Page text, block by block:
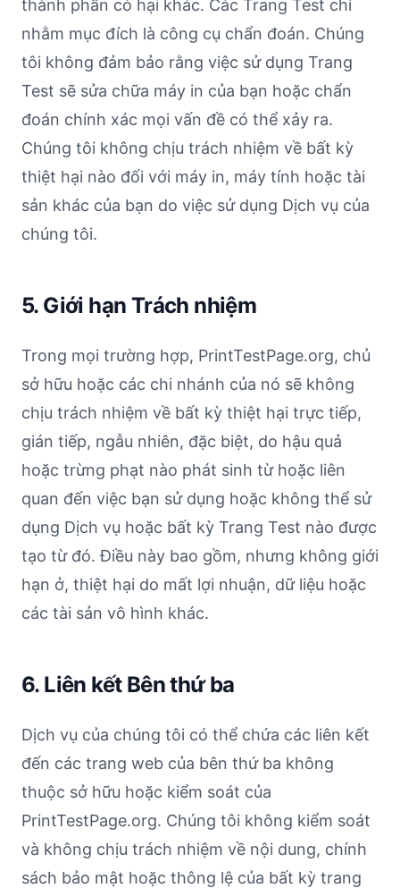
thành phần có hại khác. Các Trang Test chỉ
nhằm mục đích là công cụ chẩn đoán. Chúng
tôi không đảm bảo rằng việc sử dụng Trang
Test sẽ sửa chữa máy in của bạn hoặc chẩn
đoán chính xác mọi vấn đề có thể xảy ra.
Chúng tôi không chịu trách nhiệm về bất kỳ
thiệt hại nào đối với máy in, máy tính hoặc tài
sản khác của bạn do việc sử dụng Dịch vụ của
chúng tôi.
5. Giới hạn Trách nhiệm
Trong mọi trường hợp, PrintTestPage.org, chủ
sở hữu hoặc các chi nhánh của nó sẽ không
chịu trách nhiệm về bất kỳ thiệt hại trực tiếp,
gián tiếp, ngẫu nhiên, đặc biệt, do hậu quả
hoặc trừng phạt nào phát sinh từ hoặc liên
quan đến việc bạn sử dụng hoặc không thể sử
dụng Dịch vụ hoặc bất kỳ Trang Test nào được
tạo từ đó. Điều này bao gồm, nhưng không giới
hạn ở, thiệt hại do mất lợi nhuận, dữ liệu hoặc
các tài sản vô hình khác.
6. Liên kết Bên thứ ba
Dịch vụ của chúng tôi có thể chứa các liên kết
đến các trang web của bên thứ ba không
thuộc sở hữu hoặc kiểm soát của
PrintTestPage.org. Chúng tôi không kiểm soát
và không chịu trách nhiệm về nội dung, chính
sách bảo mật hoặc thông lệ của bất kỳ trang